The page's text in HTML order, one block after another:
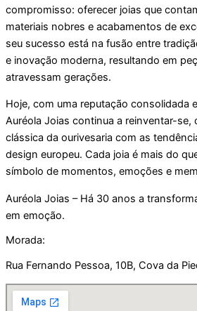
compromisso: oferecer joias que
materiais nobres e acabamentos de
seu sucesso está na fusão entre
e inovação moderna, resultando em
atravessam gerações.
Hoje, com uma reputação consolidada
Auréola Joias continua a reinventar-se,
clássica da ourivesaria com as
design europeu. Cada joia é mais do
símbolo de momentos, emoções e
Auréola Joias – Há 30 anos a
em emoção.
Morada:
Rua Fernando Pessoa, 10B, Cova da